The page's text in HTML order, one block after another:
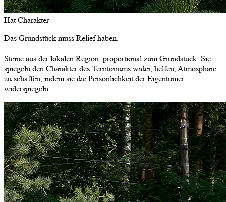
Hat Charakter
Das Grundstück muss Relief haben.
Steine aus der lokalen Region, proportional zum Grundstück. Sie
spiegeln den Charakter des Territoriums wider, helfen, Atmosphäre
zu schaffen, indem sie die Persönlichkeit der Eigentümer
widerspiegeln.